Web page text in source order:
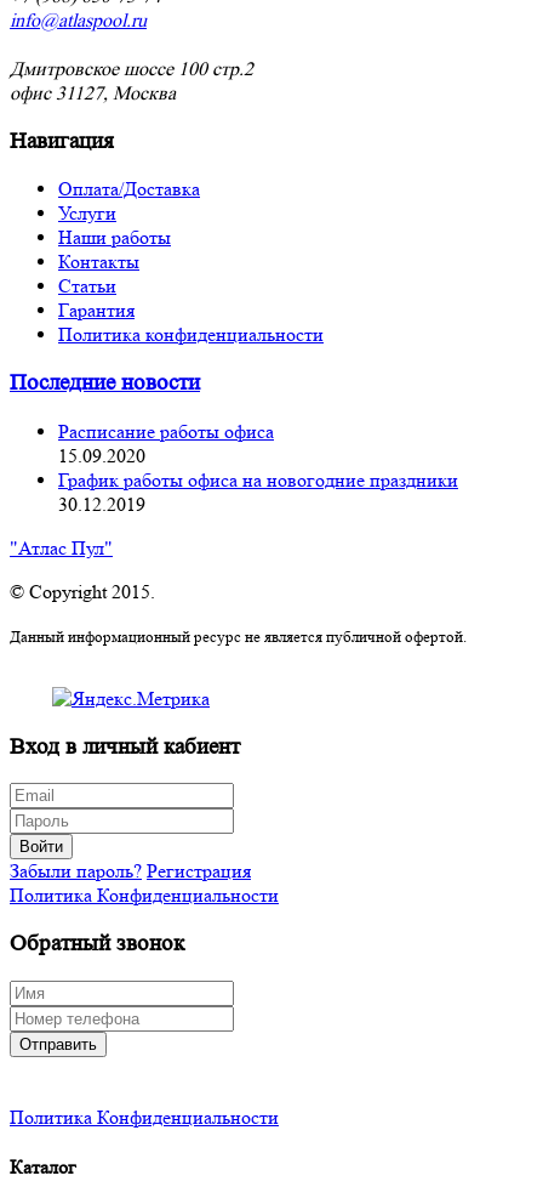
info@atlaspool.ru
Дмитровское шоссе 100 стр.2
офис 31127, Москва
Навигация
Оплата/Доставка
Услуги
Наши работы
Контакты
Статьи
Гарантия
Политика конфиденциальности
Последние новости
Расписание работы офиса
15.09.2020
График работы офиса на новогодние праздники
30.12.2019
"Атлас Пул"
© Copyright 2015.
Данный информационный ресурс не является публичной офертой.
Вход в личный кабиент
Войти
Забыли пароль? Регистрация
Политика Конфиденциальности
Обратный звонок
Отправить
Политика Конфиденциальности
Каталог